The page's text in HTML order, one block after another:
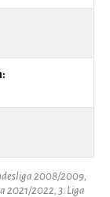
2008/2009,
2021/2022, 3. Liga